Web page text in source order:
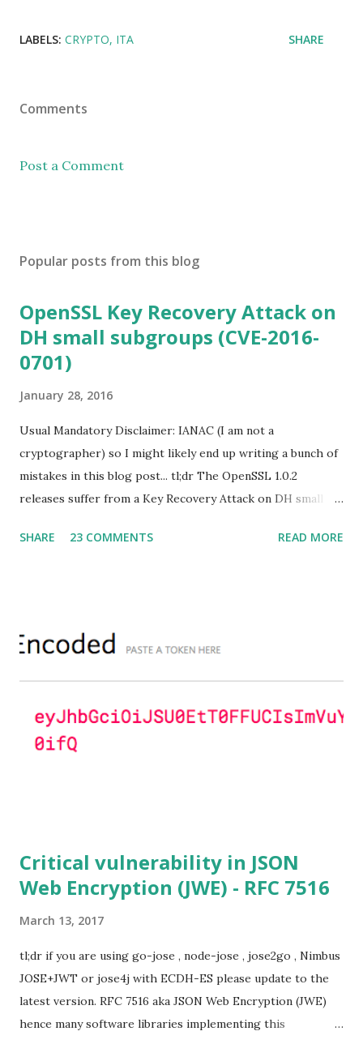
LABELS: CRYPTO ITA SHARE
Comments
Post a Comment
Popular posts from this blog
OpenSSL Key Recovery Attack on
DH small subgroups (CVE-2016-
0701)
January 28, 2016
Usual Mandatory Disclaimer: IANAC (I am not a
cryptographer) so I might likely end up writing a bunch of
mistakes in this blog post... tl;dr The OpenSSL 1.0.2
releases suffer from a Key Recovery Attack on DH small
severity of High and OpenSSL 1.0.2 users should upgrade
ciphersuites are used or DHE ciphersuites with the default
OpenSSL configuration (in particular
SSL_OP_SINGLE_DH_USE is not set) then is vulnerable
(e.g. Apache mod_ssl) do set the
SSL_OP_SINGLE_DH_USE option and would therefore
SHARE 23 COMMENTS READ MORE
Critical vulnerability in JSON
Web Encryption (JWE) - RFC 7516
March 13, 2017
tl;dr if you are using go-jose , node-jose , jose2go , Nimbus
JOSE+JWT or jose4j with ECDH-ES please update to the
latest version. RFC 7516 aka JSON Web Encryption (JWE)
hence many software libraries implementing this